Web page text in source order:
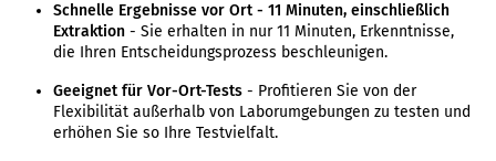
Schnelle Ergebnisse vor Ort - 11 Minuten, einschließlich
Extraktion - Sie erhalten in nur 11 Minuten, Erkenntnisse,
die Ihren Entscheidungsprozess beschleunigen.
Geeignet für Vor-Ort-Tests - Profitieren Sie von der
Flexibilität außerhalb von Laborumgebungen zu testen und
erhöhen Sie so Ihre Testvielfalt.